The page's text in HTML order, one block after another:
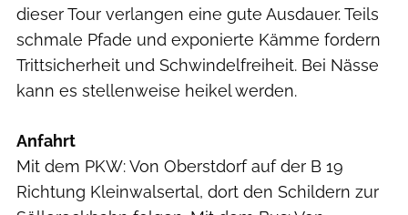
dieser Tour verlangen eine gute Ausdauer. Teils
schmale Pfade und exponierte Kämme fordern
Trittsicherheit und Schwindelfreiheit. Bei Nässe
kann es stellenweise heikel werden.
Anfahrt
Mit dem PKW: Von Oberstdorf auf der B 19
Richtung Kleinwalsertal, dort den Schildern zur